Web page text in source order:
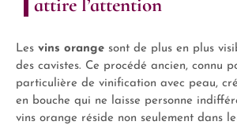
attire l’attention
Les vins orange sont de plus en plus
des cavistes. Ce procédé ancien, connu
particulière de vinification avec peau,
en bouche qui ne laisse personne
vins orange réside non seulement dans